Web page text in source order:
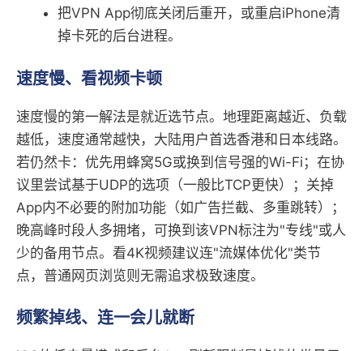
把VPN App彻底关闭后重开，或重启iPhone清
掉卡死的后台进程。
速度慢、看视频卡顿
速度慢的第一解法是就近选节点。地理距离越近、负载
越低，速度通常越快，大陆用户首选香港和日本线路。
若仍然卡：优先用蜂窝5G或换到信号强的Wi-Fi；在协
议里尝试基于UDP的选项（一般比TCP更快）；关掉
App内不必要的附加功能（如广告拦截、多重跳转）；
晚高峰时段人多拥堵，可换到该VPN标注为"专线"或人
少的备用节点。看4K视频建议连"流媒体优化"类节
点，普通网页浏览则无需追求极致速度。
频繁掉线、连一会儿就断